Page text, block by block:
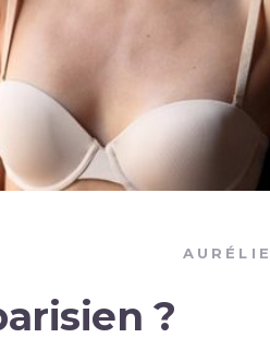
AURÉLIE
?